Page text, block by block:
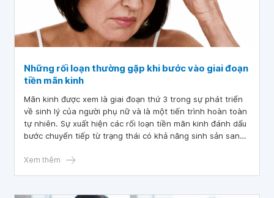
Những rối loạn thường gặp khi bước vào giai đoạn
tiền mãn kinh
Mãn kinh được xem là giai đoạn thứ 3 trong sự phát triển
về sinh lý của người phụ nữ và là một tiến trình hoàn toàn
tự nhiên. Sự xuất hiện các rối loạn tiền mãn kinh đánh dấu
bước chuyển tiếp từ trạng thái có khả năng sinh sản sang
là gì và ảnh hưởng như thế nào đến sức khỏe phụ nữ?
Xem thêm